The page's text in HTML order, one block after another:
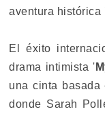
aventura histórica
El éxito
drama intimista '
una cinta basada
donde Sarah